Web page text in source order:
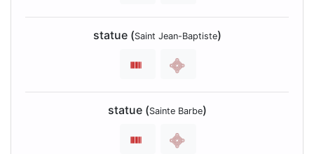
statue (Saint Jean-Baptiste)
statue (Sainte Barbe)